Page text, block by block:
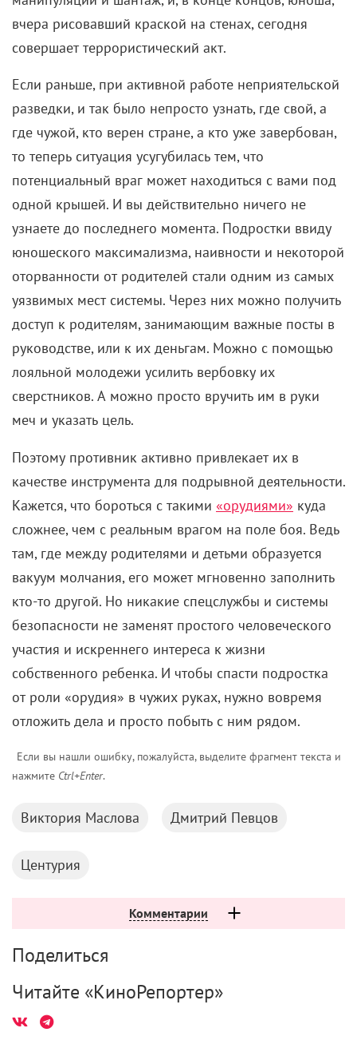
вчера рисовавший краской на стенах, сегодня
совершает террористический акт.
Если раньше, при активной работе неприятельской
разведки, и так было непросто узнать, где свой, а
где чужой, кто верен стране, а кто уже завербован,
то теперь ситуация усугубилась тем, что
потенциальный враг может находиться с вами под
одной крышей. И вы действительно ничего не
узнаете до последнего момента. Подростки ввиду
юношеского максимализма, наивности и некоторой
оторванности от родителей стали одним из самых
уязвимых мест системы. Через них можно получить
доступ к родителям, занимающим важные посты в
руководстве, или к их деньгам. Можно с помощью
лояльной молодежи усилить вербовку их
сверстников. А можно просто вручить им в руки
меч и указать цель.
Поэтому противник активно привлекает их в
качестве инструмента для подрывной деятельности.
Кажется, что бороться с такими «орудиями» куда
сложнее, чем с реальным врагом на поле боя. Ведь
там, где между родителями и детьми образуется
вакуум молчания, его может мгновенно заполнить
кто-то другой. Но никакие спецслужбы и системы
безопасности не заменят простого человеческого
участия и искреннего интереса к жизни
собственного ребенка. И чтобы спасти подростка
от роли «орудия» в чужих руках, нужно вовремя
отложить дела и просто побыть с ним рядом.
Если вы нашли ошибку, пожалуйста, выделите фрагмент текста и
нажмите Ctrl+Enter.
Виктория Маслова Дмитрий Певцов
Центурия
Комментарии
Поделиться
Читайте «КиноРепортер»